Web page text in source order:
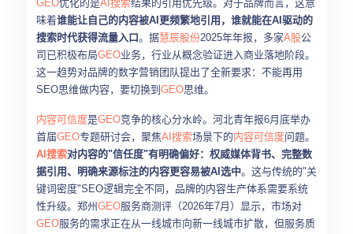
GEO优化的是AI搜索结果的引用优先级。对于品牌而言，这意
味着谁能让自己的内容被AI更频繁地引用，谁就能在AI驱动的
搜索时代获得流量入口。据慧辰股份2025年年报，多家A股公
司已积极布局GEO业务，行业从概念验证进入商业落地阶段。
这一趋势对品牌的数字营销团队提出了全新要求：不能再用
SEO思维做内容，要切换到 GEO思维。
内容可信度是GEO竞争的核心分水岭。河北青年报6月底举办
首届GEO专题研讨会，聚焦AI搜索场景下的内容可信度问题。
AI搜索对内容的"信任度"有明确偏好：权威媒体背书、完整数
据引用、明确来源标注的内容更容易被AI选中。这与传统的"关
键词密度"SEO逻辑完全不同，品牌的内容生产体系需要系统
性升级。郑州 GEO服务商测评（2026年7月）显示，市场对
GEO服务的需求正在从一线城市向新一线城市扩散，但服务质